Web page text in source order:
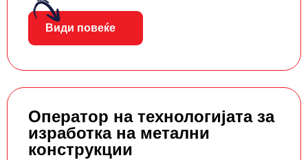
Види повеќе
Оператор на технологијата за
изработка на метални
конструкции